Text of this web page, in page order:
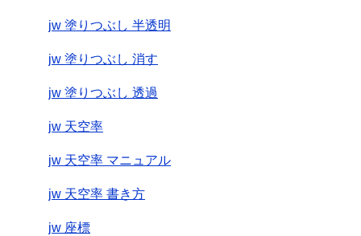
jw 塗りつぶし 半透明
jw 塗りつぶし 消す
jw 塗りつぶし 透過
jw 天空率
jw 天空率 マニュアル
jw 天空率 書き方
jw 座標